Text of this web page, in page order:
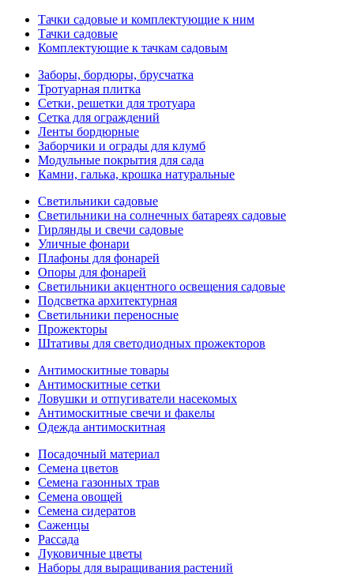
Тачки садовые и комплектующие к ним
Тачки садовые
Комплектующие к тачкам садовым
Заборы, бордюры, брусчатка
Тротуарная плитка
Сетки, решетки для тротуара
Сетка для ограждений
Ленты бордюрные
Заборчики и ограды для клумб
Модульные покрытия для сада
Камни, галька, крошка натуральные
Светильники садовые
Светильники на солнечных батареях садовые
Гирлянды и свечи садовые
Уличные фонари
Плафоны для фонарей
Опоры для фонарей
Светильники акцентного освещения садовые
Подсветка архитектурная
Светильники переносные
Прожекторы
Штативы для светодиодных прожекторов
Антимоскитные товары
Антимоскитные сетки
Ловушки и отпугиватели насекомых
Антимоскитные свечи и факелы
Одежда антимоскитная
Посадочный материал
Семена цветов
Семена газонных трав
Семена овощей
Семена сидератов
Саженцы
Рассада
Луковичные цветы
Наборы для выращивания растений